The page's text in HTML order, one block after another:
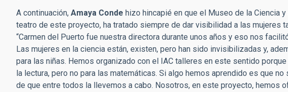
A continuación, Amaya Conde hizo hincapié en que el Museo de la Ciencia
teatro de este proyecto, ha tratado siempre de dar visibilidad a las mujeres
“Carmen del Puerto fue nuestra directora durante unos años y eso nos
Las mujeres en la ciencia están, existen, pero han sido invisibilizadas y,
para las niñas. Hemos organizado con el IAC talleres en este sentido
la lectura, pero no para las matemáticas. Si algo hemos aprendido es que
de que entre todos la llevemos a cabo. Nosotros, en este proyecto, hemos